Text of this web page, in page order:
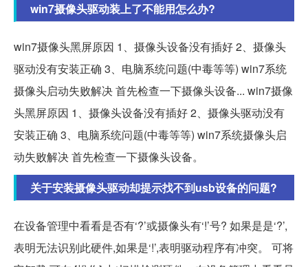
win7摄像头驱动装上了不能用怎么办?
win7摄像头黑屏原因 1、摄像头设备没有插好 2、摄像头
驱动没有安装正确 3、电脑系统问题(中毒等等) win7系统
摄像头启动失败解决 首先检查一下摄像头设备... win7摄像
头黑屏原因 1、摄像头设备没有插好 2、摄像头驱动没有
安装正确 3、电脑系统问题(中毒等等) win7系统摄像头启
动失败解决 首先检查一下摄像头设备。
关于安装摄像头驱动却提示找不到usb设备的问题?
在设备管理中看看是否有‘?’或摄像头有‘!’号? 如果是是‘?’,
表明无法识别此硬件,如果是‘!’,表明驱动程序有冲突。 可将